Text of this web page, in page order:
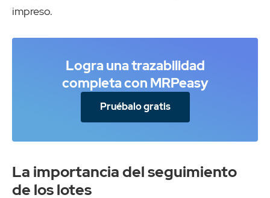
impreso.
Logra una trazabilidad
completa con MRPeasy
Pruébalo gratis
La importancia del seguimiento
de los lotes